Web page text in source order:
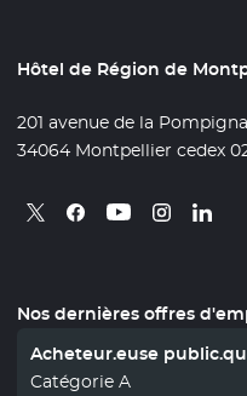
Hôtel de Région de
201 avenue de la
34064 Montpellier cedex
Retrouvez nous sur X
- Nouvelle fenêtre
Retrouvez nous sur
- Nouvelle fenêtre
Retrouvez nous
- Nouvelle
Retrouvez
- -
Nos dernières offres
Acheteur.euse
Catégorie A